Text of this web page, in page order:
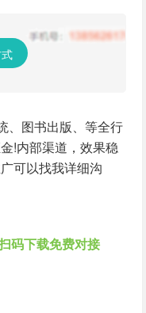
、图书出版、等全行
!内部渠道，效果稳
可以找我详细沟
码下载免费对接